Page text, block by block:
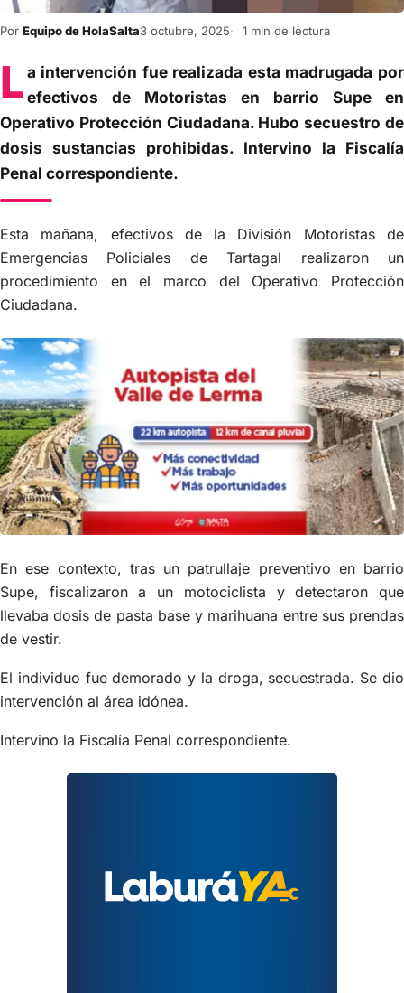
Por Equipo de HolaSalta3 octubre, 2025 1 min de lectura
La intervención fue realizada esta madrugada por
efectivos de Motoristas en barrio Supe en
Operativo Protección Ciudadana. Hubo secuestro de
dosis sustancias prohibidas. Intervino la Fiscalía
Penal correspondiente.
Esta mañana, efectivos de la División Motoristas de
Emergencias Policiales de Tartagal realizaron un
procedimiento en el marco del Operativo Protección
Ciudadana.
En ese contexto, tras un patrullaje preventivo en barrio
Supe, fiscalizaron a un motociclista y detectaron que
llevaba dosis de pasta base y marihuana entre sus prendas
de vestir.
El individuo fue demorado y la droga, secuestrada. Se dio
intervención al área idónea.
Intervino la Fiscalía Penal correspondiente.